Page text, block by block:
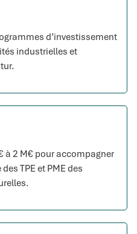
d’investissement
industrielles et
à 2 M€ pour accompagner
TPE et PME des